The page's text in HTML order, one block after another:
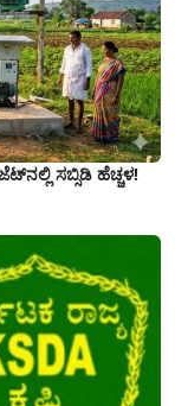
ಸಬ್ಸಿಡಿ ಹೆಚ್ಚಳ!